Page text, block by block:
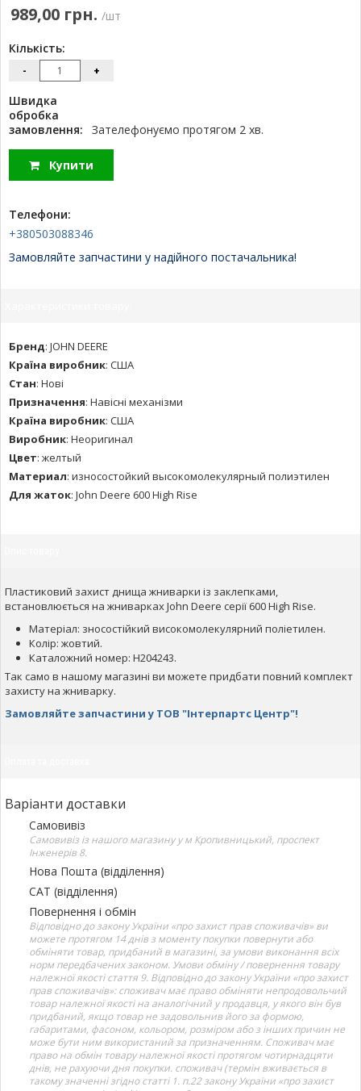
989,00 грн. /шт
Кількість:
- +
Швидка
обробка
замовлення:
Зателефонуємо протягом 2 хв.
Купити
Телефони:
+380503088346
Замовляйте запчастини у надійного постачальника!
Бренд: JOHN DEERE
Країна виробник: США
Стан: Нові
Призначення: Навісні механізми
Країна виробник: США
Виробник: Неоригинал
Цвет: желтый
Материал: износостойкий высокомолекулярный полиэтилен
Для жаток: John Deere 600 High Rise
Пластиковий захист днища жниварки із заклепками,
встановлюється на жниварках John Deere серії 600 High Rise.
Матеріал: зносостійкий високомолекулярний поліетилен.
Колір: жовтий.
Каталожний номер: H204243.
Так само в нашому магазині ви можете придбати повний комплект
захисту на жниварку.
Замовляйте запчастини у ТОВ "Інтерпартс Центр"!
Варіанти доставки
Самовивіз
Самовивіз із нашого магазину у м Кропивницький, проспект
Інженерів 8.
Нова Пошта (відділення)
САТ (відділення)
Повернення і обмін
Відповідно до закону України «про захист прав споживачів» ви
можете протягом 14 днів з моменту покупки повернути або
обміняти товар, придбаний в магазині, за умови виконання всіх
норм передбачених законом. Умови обміну / повернення товару
належної якості стаття 9. Відповідно до закону України «про захист
прав споживачів»: споживач має право обміняти непродовольчий
товар належної якості на аналогічний у продавця, у якого він був
придбаний, якщо товар не задовольнив його за формою,
габаритами, фасоном, кольором, розміром або з інших причин не
може бути ним використаний за призначенням. Споживач має
право на обмін товару належної якості протягом чотирнадцяти
днів, не рахуючи дня покупки. споживач (термін вживається в
такому значенні згідно статті 1. п.22 закону України «про захист